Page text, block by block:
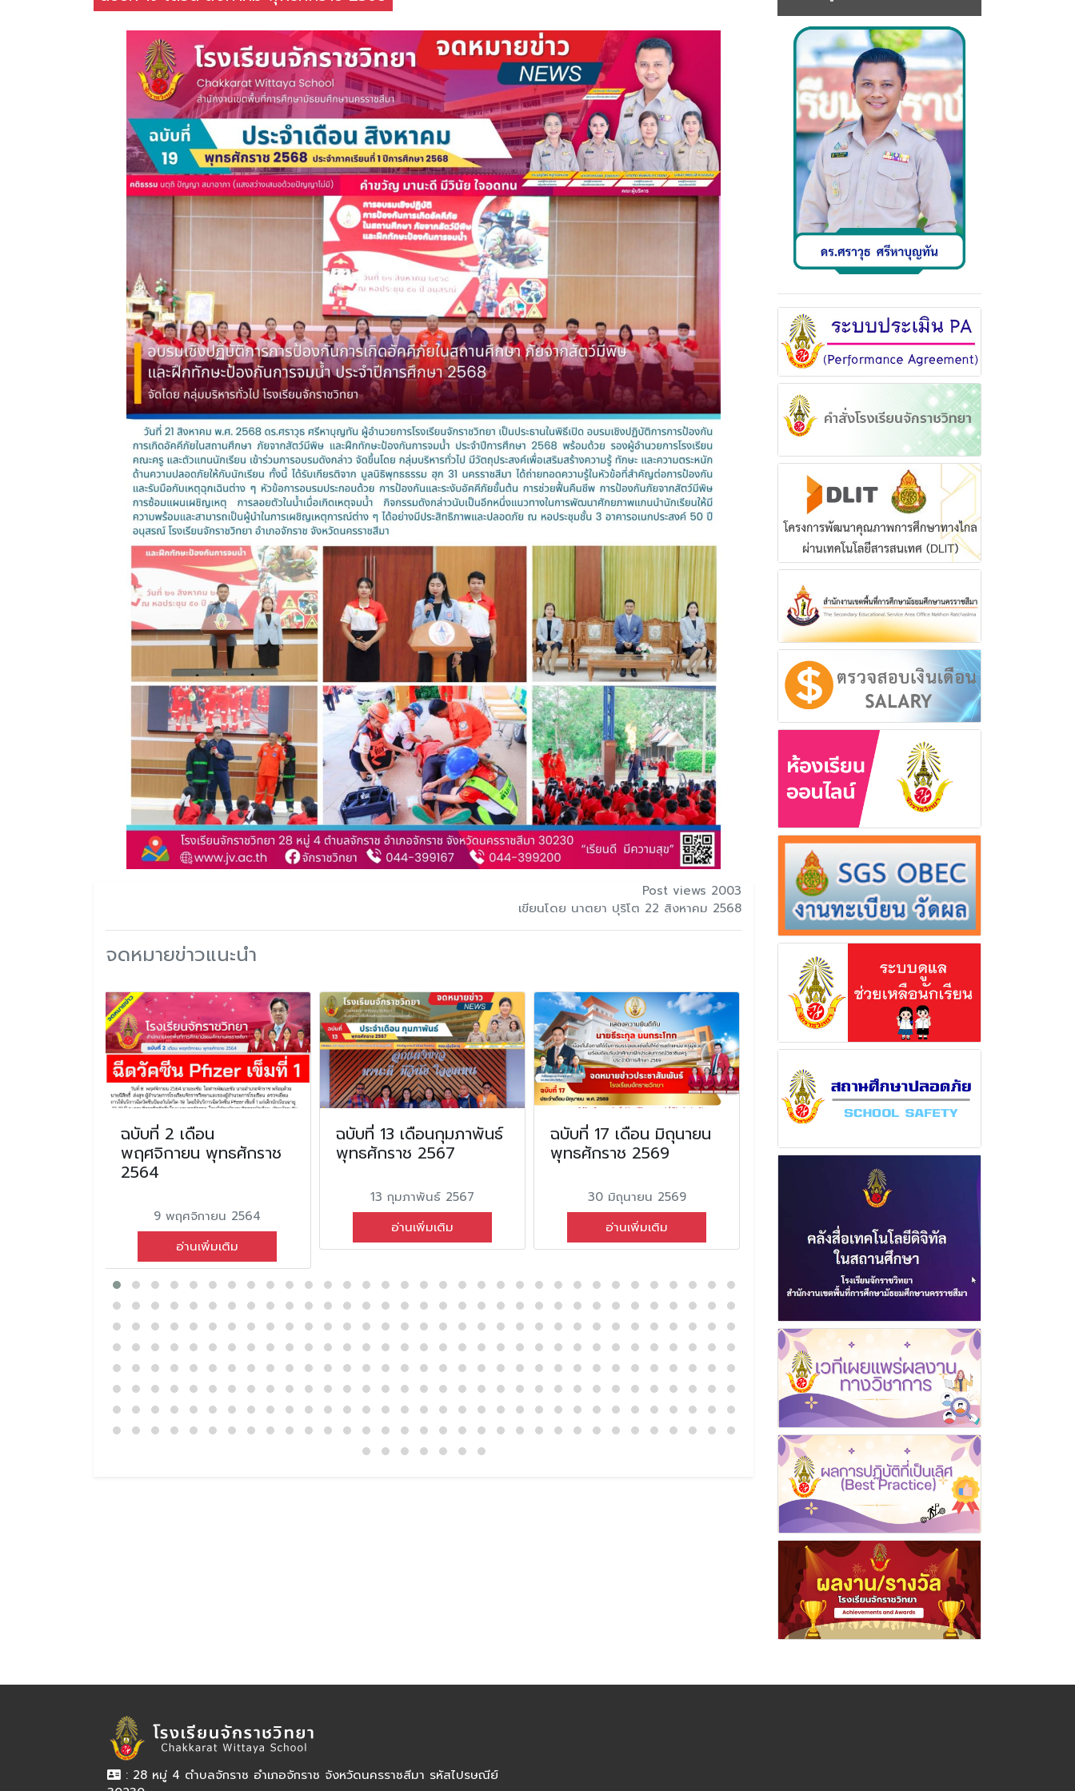
Post views 2003
เขียนโดย นาตยา ปุริโต 22 สิงหาคม 2568
จดหมายข่าวแนะนำ
ฉบับที่ 2 เดือน
พฤศจิกายน พุทธศักราช
2564
9 พฤศจิกายน 2564
อ่านเพิ่มเติม
ฉบับที่ 13 เดือนกุมภาพันธ์
พุทธศักราช 2567
13 กุมภาพันธ์ 2567
อ่านเพิ่มเติม
ฉบับที่ 17 เดือน มิถุนายน
พุทธศักราช 2569
30 มิถุนายน 2569
อ่านเพิ่มเติม
พุทธศักราช 2567
1 ตุลาคม 2567
อ่านเพิ่มเติม
พุทธศักราช
: 28 หมู่ 4 ตำบลจักราช อำเภอจักราช จังหวัดนครราชสีมา รหัสไปรษณีย์